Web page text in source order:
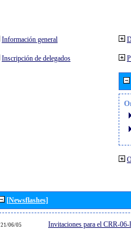
Información general
Inscripción de delegados
[Newsflashes]
21/06/05 Invitaciones para el CRR-06-